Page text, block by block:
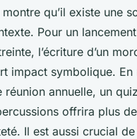
qu’il existe une
Pour un
l’écriture d’un
impact symbolique. En
réunion annuelle, un
offrira plus
Il est aussi crucial